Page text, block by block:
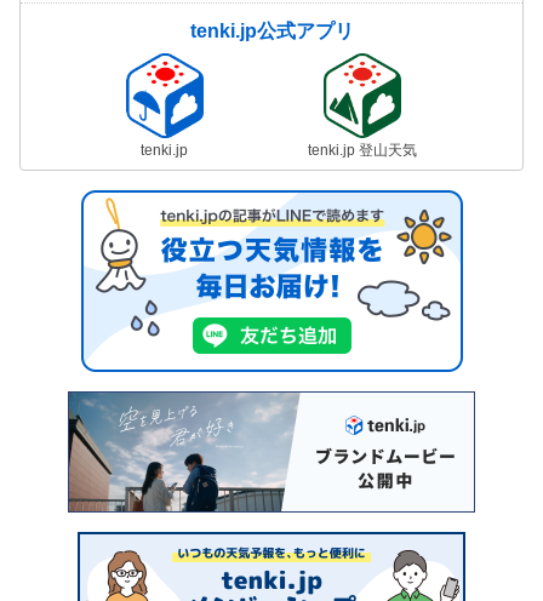
tenki.jp公式アプリ
tenki.jp tenki.jp 登山天気